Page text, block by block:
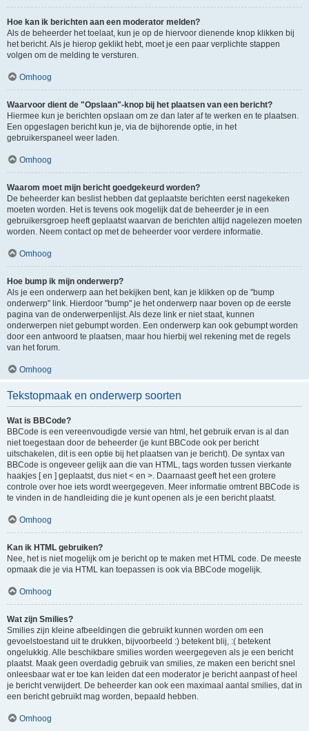
Hoe kan ik berichten aan een moderator melden?
Als de beheerder het toelaat, kun je op de hiervoor dienende knop klikken bij
het bericht. Als je hierop geklikt hebt, moet je een paar verplichte stappen
volgen om de melding te versturen.
Omhoog
Waarvoor dient de "Opslaan"-knop bij het plaatsen van een bericht?
Hiermee kun je berichten opslaan om ze dan later af te werken en te plaatsen.
Een opgeslagen bericht kun je, via de bijhorende optie, in het
gebruikerspaneel weer laden.
Omhoog
Waarom moet mijn bericht goedgekeurd worden?
De beheerder kan beslist hebben dat geplaatste berichten eerst nagekeken
moeten worden. Het is tevens ook mogelijk dat de beheerder je in een
gebruikersgroep heeft geplaatst waarvan de berichten altijd nagelezen moeten
worden. Neem contact op met de beheerder voor verdere informatie.
Omhoog
Hoe bump ik mijn onderwerp?
Als je een onderwerp aan het bekijken bent, kan je klikken op de "bump
onderwerp" link. Hierdoor "bump" je het onderwerp naar boven op de eerste
pagina van de onderwerpenlijst. Als deze link er niet staat, kunnen
onderwerpen niet gebumpt worden. Een onderwerp kan ook gebumpt worden
door een antwoord te plaatsen, maar hou hierbij wel rekening met de regels
van het forum.
Omhoog
Tekstopmaak en onderwerp soorten
Wat is BBCode?
BBCode is een vereenvoudigde versie van html, het gebruik ervan is al dan
niet toegestaan door de beheerder (je kunt BBCode ook per bericht
uitschakelen, dit is een optie bij het plaatsen van je bericht). De syntax van
BBCode is ongeveer gelijk aan die van HTML, tags worden tussen vierkante
haakjes [ en ] geplaatst, dus niet < en >. Daarnaast geeft het een grotere
controle over hoe iets wordt weergegeven. Meer informatie omtrent BBCode is
te vinden in de handleiding die je kunt openen als je een bericht plaatst.
Omhoog
Kan ik HTML gebruiken?
Nee, het is niet mogelijk om je bericht op te maken met HTML code. De meeste
opmaak die je via HTML kan toepassen is ook via BBCode mogelijk.
Omhoog
Wat zijn Smilies?
Smilies zijn kleine afbeeldingen die gebruikt kunnen worden om een
gevoelstoestand uit te drukken, bijvoorbeeld :) betekent blij, :( betekent
ongelukkig. Alle beschikbare smilies worden weergegeven als je een bericht
plaatst. Maak geen overdadig gebruik van smilies, ze maken een bericht snel
onleesbaar wat er toe kan leiden dat een moderator je bericht aanpast of heel
je bericht verwijdert. De beheerder kan ook een maximaal aantal smilies, dat in
een bericht gebruikt mag worden, bepaald hebben.
Omhoog